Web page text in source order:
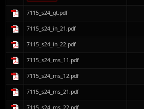
7115_s24_gt.pdf
7115_s24_in_21.pdf
7115_s24_in_22.pdf
7115_s24_ms_11.pdf
7115_s24_ms_12.pdf
7115_s24_ms_21.pdf
7115_s24_ms_22.pdf